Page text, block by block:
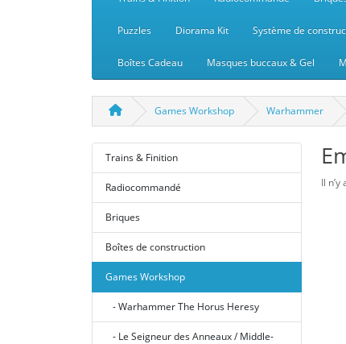
Puzzles Diorama Kit Système de
Boîtes Cadeau Masques buccaux & Gel
Games Workshop Warhammer
Trains & Finition
Radiocommandé
Briques
Boîtes de construction
Games Workshop
- Warhammer The Horus Heresy
- Le Seigneur des Anneaux / Middle-
Il